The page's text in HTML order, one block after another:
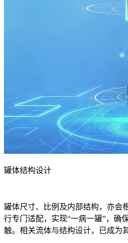
罐体结构设计
罐体尺寸、比例及内部结构，亦会
行专门适配，实现“一病一罐”，确
触。相关流体与结构设计，已成为